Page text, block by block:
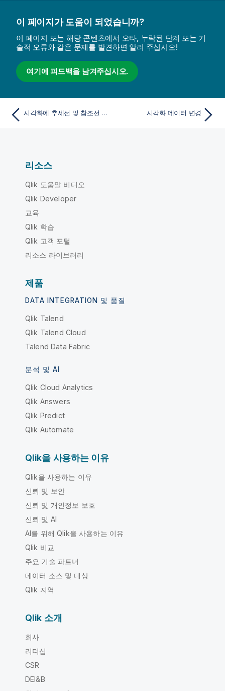
이 페이지가 도움이 되었습니까?
이 페이지 또는 해당 콘텐츠에서 오타, 누락된 단계 또는 기
술적 오류와 같은 문제를 발견하면 알려 주십시오!
여기에 피드백을 남겨주십시오.
시각화에 추세선 및 참조선 추가 시각화 데이터 변경
리소스
Qlik 도움말 비디오
Qlik Developer
교육
Qlik 학습
Qlik 고객 포털
리소스 라이브러리
제품
DATA INTEGRATION 및 품질
Qlik Talend
Qlik Talend Cloud
Talend Data Fabric
분석 및 AI
Qlik Cloud Analytics
Qlik Answers
Qlik Predict
Qlik Automate
Qlik을 사용하는 이유
Qlik을 사용하는 이유
신뢰 및 보안
신뢰 및 개인정보 보호
신뢰 및 AI
AI를 위해 Qlik을 사용하는 이유
Qlik 비교
주요 기술 파트너
데이터 소스 및 대상
Qlik 지역
Qlik 소개
회사
리더십
CSR
DEI&B